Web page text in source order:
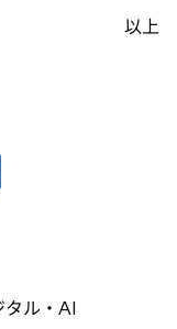
以上
し
で
タル・AI